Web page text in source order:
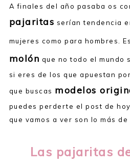
A finales del año pasaba os
pajaritas serían tendencia
mujeres como para hombres.
molón que no todo el mundo
si eres de los que apuestan
que buscas modelos
puedes perderte el post de
que vamos a ver son lo más de
Las pajaritas